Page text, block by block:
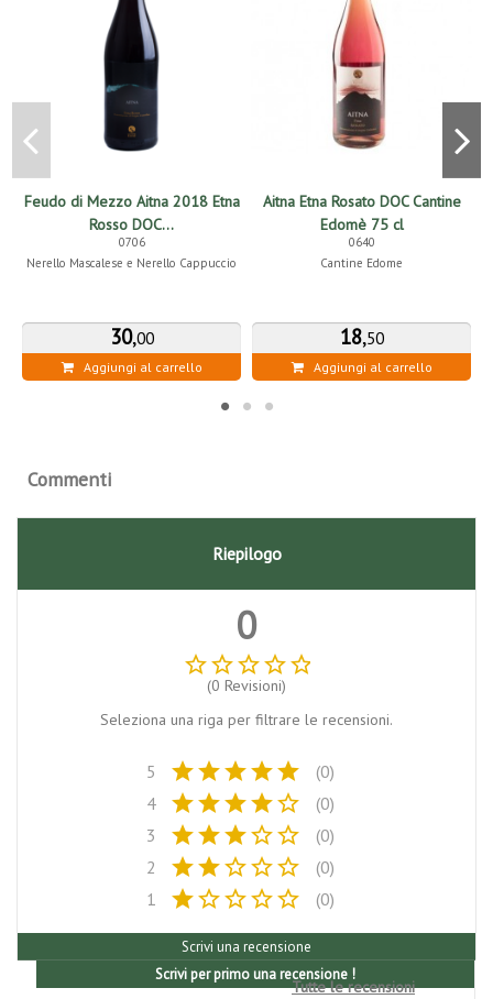
Feudo di Mezzo Aitna 2018 Etna
Rosso DOC...
0706
Nerello Mascalese e Nerello Cappuccio
30,00
Aggiungi al carrello
Aitna Etna Rosato DOC Cantine
Edomè 75 cl
0640
Cantine Edome
18,50
Aggiungi al carrello
Commenti
Riepilogo
0
star_borderstar_borderstar_borderstar_borderstar_border
(0 Revisioni)
Seleziona una riga per filtrare le recensioni.
5 starstarstarstarstar
(0)
4
starstarstarstarstar_border
(0)
3
starstarstarstar_borderstar_border
(0)
2
starstarstar_borderstar_borderstar_border
(0)
1
starstar_borderstar_borderstar_borderstar_border (0)
Scrivi una recensione
Tutte le recensioni
Scrivi per primo una recensione !